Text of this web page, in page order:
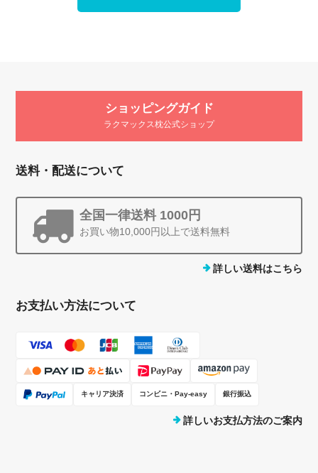
ショッピングガイド
ラクマックス枕公式ショップ
送料・配送について
全国一律送料 1000円
お買い物10,000円以上で送料無料
詳しい送料はこちら
お支払い方法について
キャリア決済 コンビニ・Pay-easy 銀行振込
詳しいお支払方法のご案内